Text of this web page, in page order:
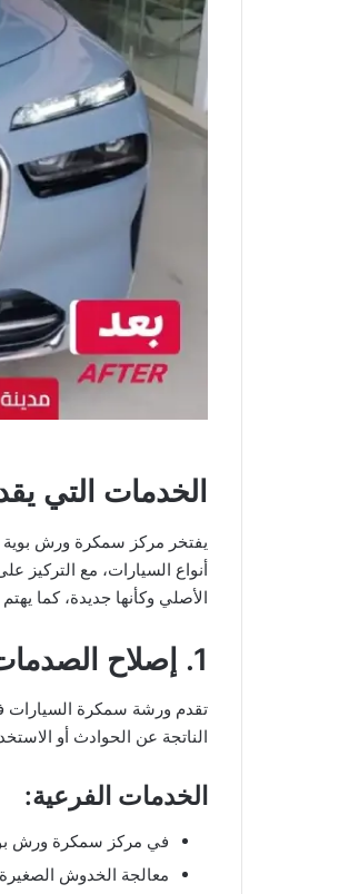
الخدمات التي
يفتخر مركز سمكرة ورش بوية
أنواع السيارات، مع التركيز
الأصلي وكأنها جديدة، كما
1. إصلاح الصدمات والخدوش
تقدم ورشة سمكرة السيارات
الناتجة عن الحوادث أو
الخدمات الفرعية:
في مركز سمكرة ورش
معالجة الخدوش